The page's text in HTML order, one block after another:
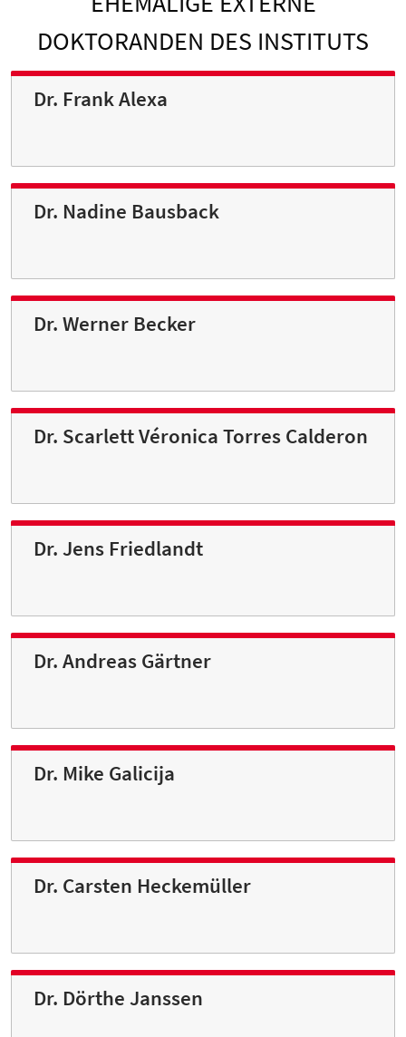
DOKTORANDEN DES INSTITUTS
Dr. Frank Alexa
Dr. Nadine Bausback
Dr. Werner Becker
Dr. Scarlett Véronica Torres Calderon
Dr. Jens Friedlandt
Dr. Andreas Gärtner
Dr. Mike Galicija
Dr. Carsten Heckemüller
Dr. Dörthe Janssen